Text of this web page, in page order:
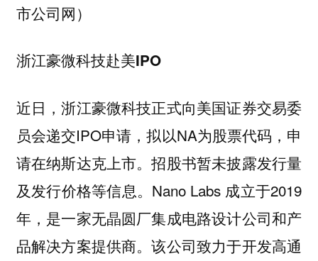
市公司网）
浙江豪微科技赴美IPO
近日，浙江豪微科技正式向美国证券交易委
员会递交IPO申请，拟以NA为股票代码，申
请在纳斯达克上市。招股书暂未披露发行量
及发行价格等信息。Nano Labs 成立于2019
年，是一家无晶圆厂集成电路设计公司和产
品解决方案提供商。该公司致力于开发高通